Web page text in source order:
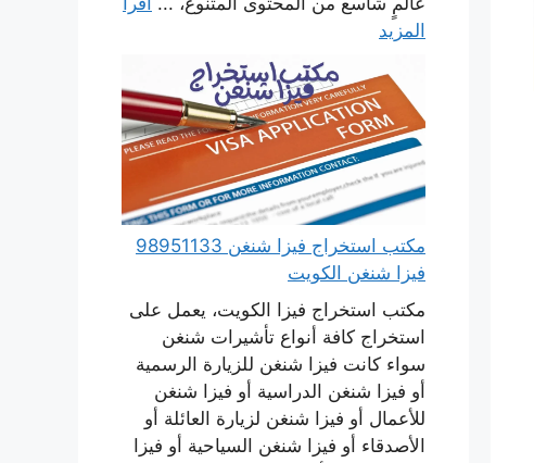
المزيد
مكتب استخراج فيزا شنغن 98951133
فيزا شنغن الكويت
مكتب استخراج فيزا الكويت، يعمل على
استخراج كافة أنواع تأشيرات شنغن
سواء كانت فيزا شنغن للزيارة الرسمية
أو فيزا شنغن الدراسية أو فيزا شنغن
للأعمال أو فيزا شنغن لزيارة العائلة أو
الأصدقاء أو فيزا شنغن السياحية أو فيزا